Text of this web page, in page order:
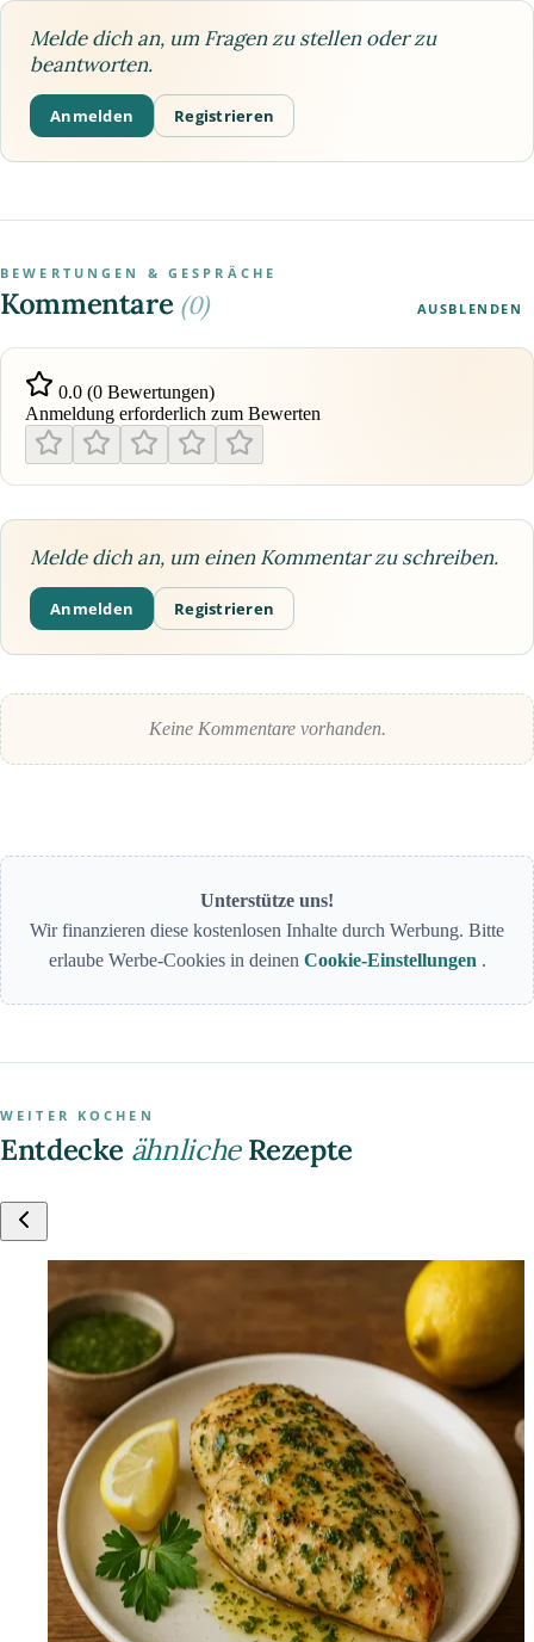
Melde dich an, um Fragen zu stellen oder zu
beantworten.
Anmelden Registrieren
BEWERTUNGEN & GESPRÄCHE
Kommentare (0) AUSBLENDEN
0.0 (0 Bewertungen)
Anmeldung erforderlich zum Bewerten
Melde dich an, um einen Kommentar zu schreiben.
Anmelden Registrieren
Keine Kommentare vorhanden.
Unterstütze uns!
Wir finanzieren diese kostenlosen Inhalte durch Werbung. Bitte
erlaube Werbe-Cookies in deinen Cookie-Einstellungen .
WEITER KOCHEN
Entdecke ähnlicheRezepte